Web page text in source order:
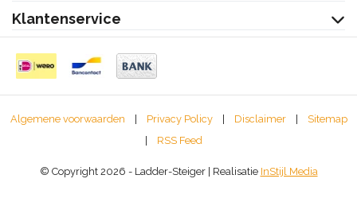
Klantenservice
Algemene voorwaarden Privacy Policy Disclaimer
Sitemap
RSS Feed
© Copyright 2026 - Ladder-Steiger | Realisatie InStijl Media